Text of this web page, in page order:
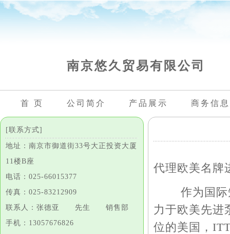
南京悠久贸易有限公司
首 页 公司简介 产品展示 商务信息
[联系方式]
地址：南京市御道街33号大正投资大厦
11楼B座
电话：025-66015377
传真：025-83212909
联系人：张德亚 先生 销售部
手机：13057676826
代理欧美名牌
作为国际知
力于欧美先进
位的美国，